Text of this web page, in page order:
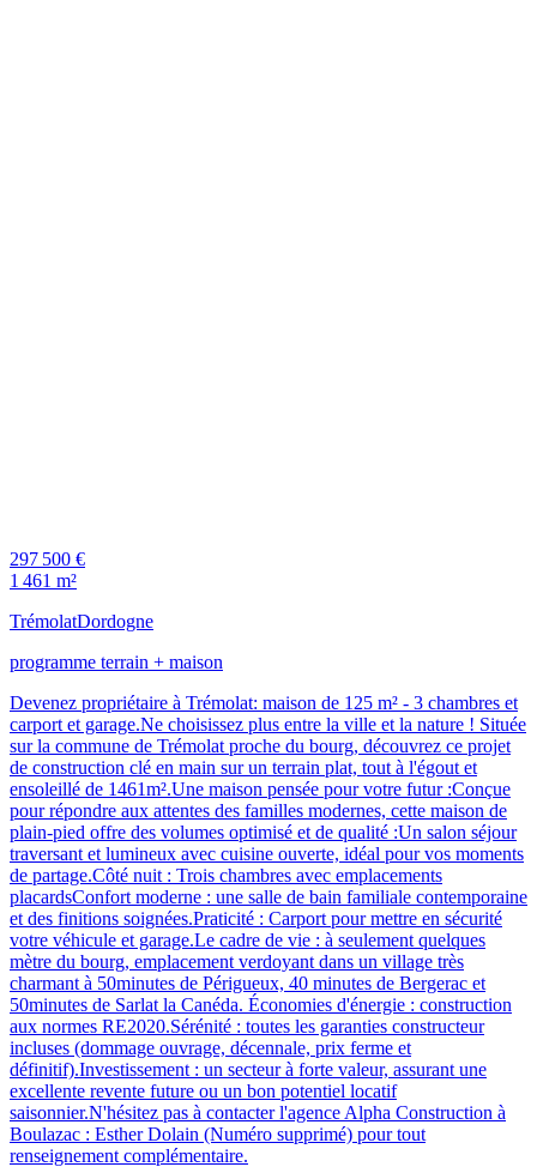
297 500 €
1 461 m²
TrémolatDordogne
programme terrain + maison
Devenez propriétaire à Trémolat: maison de 125 m² - 3 chambres et
carport et garage.Ne choisissez plus entre la ville et la nature ! Située
sur la commune de Trémolat proche du bourg, découvrez ce projet
de construction clé en main sur un terrain plat, tout à l'égout et
ensoleillé de 1461m².Une maison pensée pour votre futur :Conçue
pour répondre aux attentes des familles modernes, cette maison de
plain-pied offre des volumes optimisé et de qualité :Un salon séjour
traversant et lumineux avec cuisine ouverte, idéal pour vos moments
de partage.Côté nuit : Trois chambres avec emplacements
placardsConfort moderne : une salle de bain familiale contemporaine
et des finitions soignées.Praticité : Carport pour mettre en sécurité
votre véhicule et garage.Le cadre de vie : à seulement quelques
mètre du bourg, emplacement verdoyant dans un village très
charmant à 50minutes de Périgueux, 40 minutes de Bergerac et
50minutes de Sarlat la Canéda. Économies d'énergie : construction
aux normes RE2020.Sérénité : toutes les garanties constructeur
incluses (dommage ouvrage, décennale, prix ferme et
définitif).Investissement : un secteur à forte valeur, assurant une
excellente revente future ou un bon potentiel locatif
saisonnier.N'hésitez pas à contacter l'agence Alpha Construction à
Boulazac : Esther Dolain (Numéro supprimé) pour tout
renseignement complémentaire.